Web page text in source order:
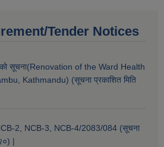
Tender Notices
सूचना(Renovation of the Ward Health
Kathmandu) (सूचना प्रकाशित मिति
2, NCB-3, NCB-4/2083/084 (सूचना
|